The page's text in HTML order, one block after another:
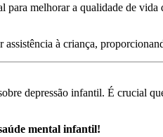
melhorar a qualidade de
à criança,
depressão infantil. É crucial
mental infantil!